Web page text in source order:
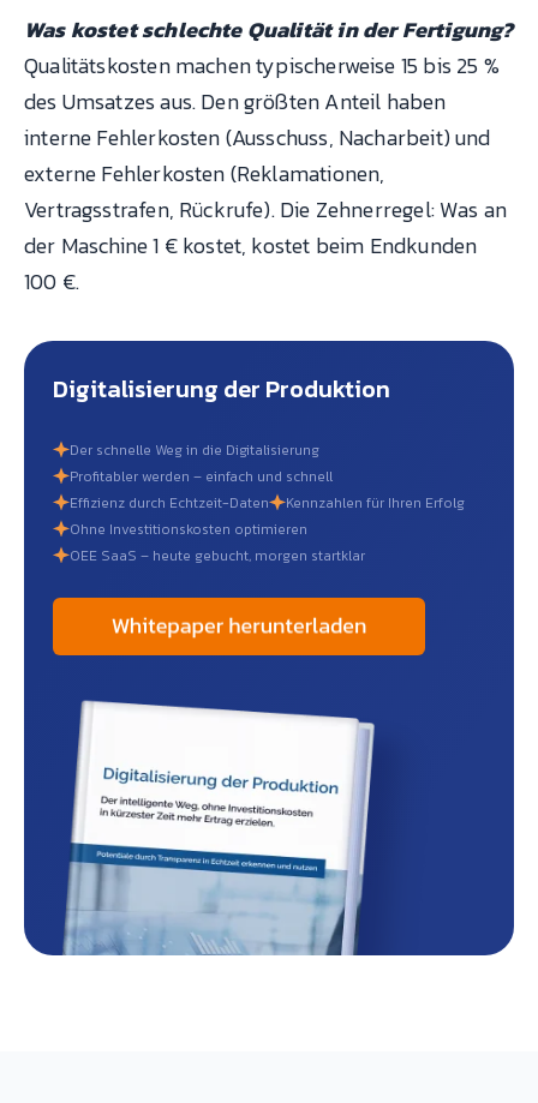
Was kostet schlechte Qualität in der Fertigung?
Qualitätskosten machen typischerweise 15 bis 25 %
des Umsatzes aus. Den größten Anteil haben
interne Fehlerkosten (Ausschuss, Nacharbeit) und
externe Fehlerkosten (Reklamationen,
Vertragsstrafen, Rückrufe). Die Zehnerregel: Was an
der Maschine 1 € kostet, kostet beim Endkunden
100 €.
Digitalisierung der Produktion
Der schnelle Weg in die Digitalisierung
Profitabler werden – einfach und schnell
Effizienz durch Echtzeit-Daten
Kennzahlen für Ihren Erfolg
Ohne Investitionskosten optimieren
OEE SaaS – heute gebucht, morgen startklar